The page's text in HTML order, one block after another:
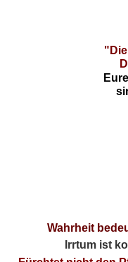
Wahrheit
Irrtum ist